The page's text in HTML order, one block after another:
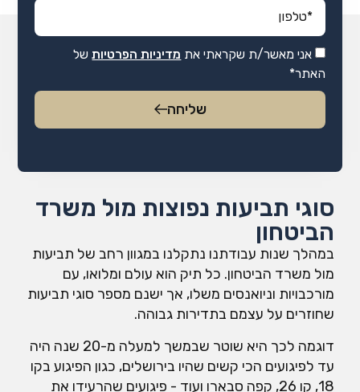
אני מאשר/ת שקראתי את מדיניות הפרטיותשל
האתר*
שליחה
סוגי תביעות נפוצות מול משרד
הביטחון
במהלך שנות עבודתנו נתקלנו במגוון רחב של תביעות
מול משרד הביטחון. כל תיק הוא עולם ומלואו, עם
מורכבויות וניואנסים משלו, אך ישנם מספר סוגי תביעות
שחוזרים על עצמם בתדירות גבוהה.
דוגמה לכך היא שוטר שבמשך למעלה מ-20 שנה היה
עד לפיגועים הכי קשים שהיו בירושלים, כגון הפיגוע בקו
18, קו 26, קפה סבארו ועוד - פיגועים שהרעידו את